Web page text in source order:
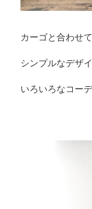
カーゴと合わせ
シンプルなデザ
いろいろなコー